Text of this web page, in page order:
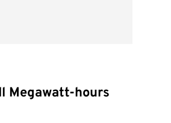
Megawatt-hours